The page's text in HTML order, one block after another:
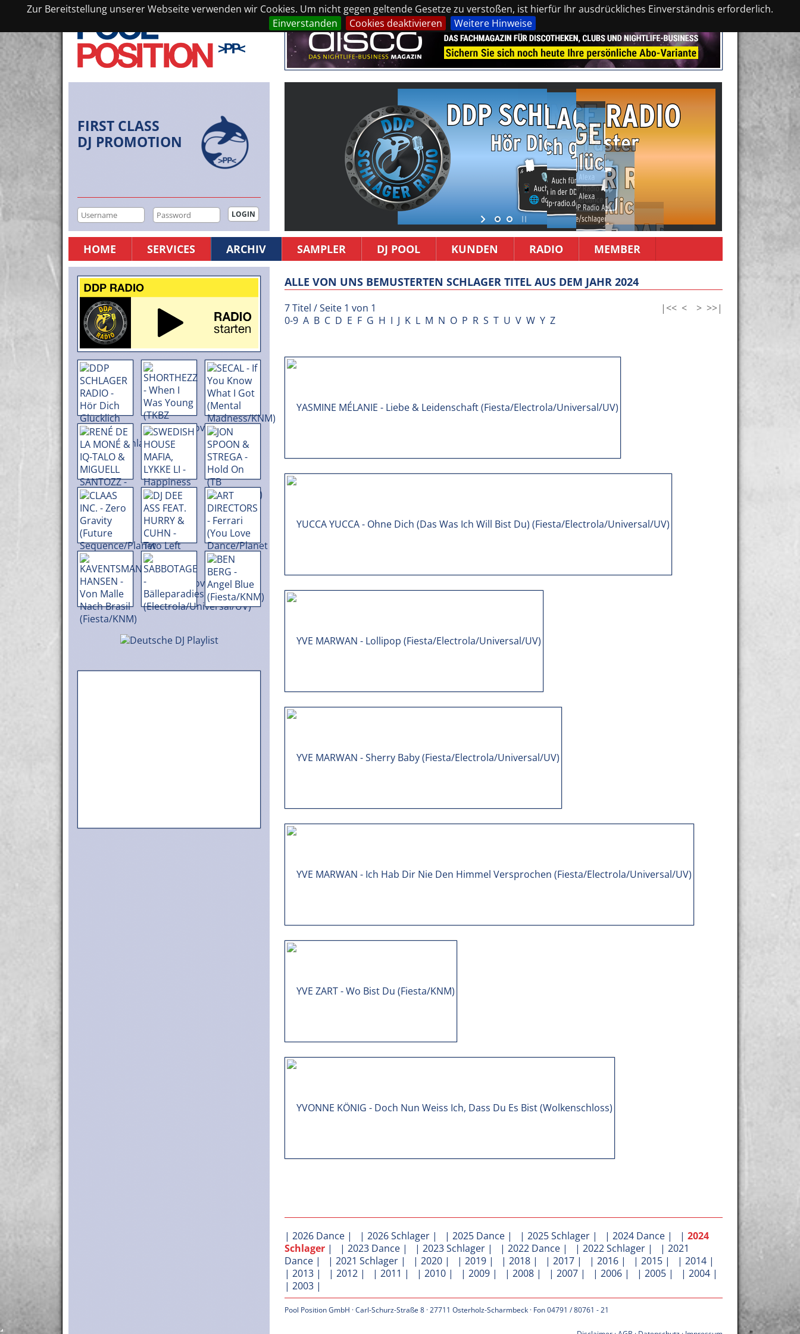
Zur Bereitstellung unserer Webseite verwenden wir Cookies. Um nicht gegen geltende Gesetze zu verstoßen, ist hierfür Ihr ausdrückliches Einverständnis erforderlich.
Einverstanden
Cookies deaktivieren Weitere Hinweise
FIRST CLASS
DJ PROMOTION
HOME SERVICES ARCHIV SAMPLER DJ POOL KUNDEN RADIO MEMBER
ALLE VON UNS BEMUSTERTEN SCHLAGER TITEL AUS DEM JAHR 2024
7 Titel / Seite 1 von 1 |<< < > >>|
0-9 A B C D E F G H I J K L M N O P R S T U V W Y Z
| 2026 Dance | | 2026 Schlager | | 2025 Dance | | 2025 Schlager | | 2024 Dance | | 2024
Schlager | | 2023 Dance | | 2023 Schlager | | 2022 Dance | | 2022 Schlager | | 2021
Dance | | 2021 Schlager | | 2020 | | 2019 | | 2018 | | 2017 | | 2016 | | 2015 | | 2014 |
| 2013 | | 2012 | | 2011 | | 2010 | | 2009 | | 2008 | | 2007 | | 2006 | | 2005 | | 2004 |
| 2003 |
Pool Position GmbH · Carl-Schurz-Straße 8 · 27711 Osterholz-Scharmbeck · Fon 04791 / 80761 - 21